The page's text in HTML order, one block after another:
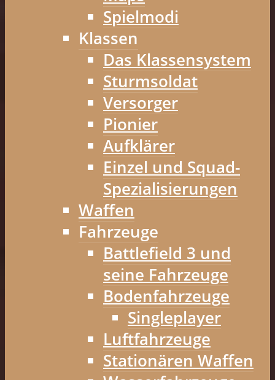
Spielmodi
Klassen
Das Klassensystem
Sturmsoldat
Versorger
Pionier
Aufklärer
Einzel und Squad-
Spezialisierungen
Waffen
Fahrzeuge
Battlefield 3 und
seine Fahrzeuge
Bodenfahrzeuge
Singleplayer
Luftfahrzeuge
Stationären Waffen